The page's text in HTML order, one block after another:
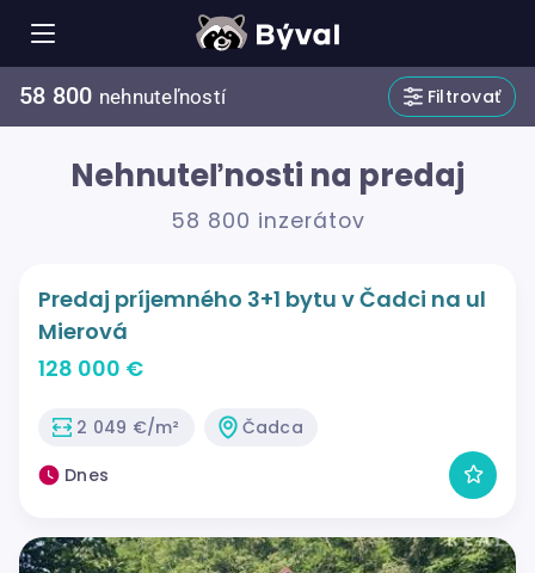
58 800 nehnuteľností Filtrovať
Nehnuteľnosti na predaj
58 800 inzerátov
Predaj príjemného 3+1 bytu v Čadci na ul
Mierová
128 000 €
2 049 €/m²
Čadca
Dnes